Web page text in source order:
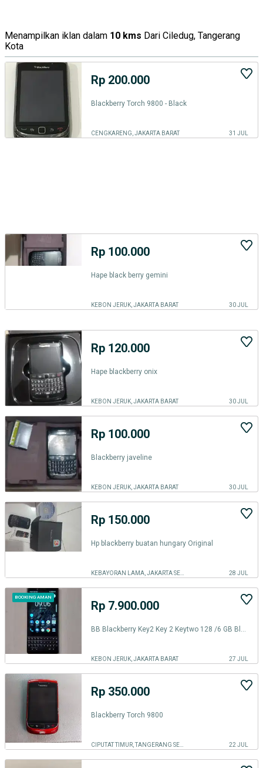
Menampilkan iklan dalam 10 kms Dari Ciledug, Tangerang
Kota
Rp 200.000
Blackberry Torch 9800 - Black
CENGKARENG, JAKARTA BARAT 31 JUL
Rp 100.000
Hape black berry gemini
KEBON JERUK, JAKARTA BARAT 30 JUL
Rp 120.000
Hape blackberry onix
KEBON JERUK, JAKARTA BARAT 30 JUL
Rp 100.000
Blackberry javeline
KEBON JERUK, JAKARTA BARAT 30 JUL
Rp 150.000
Hp blackberry buatan hungary Original
28 JUL
BOOKING AMAN
Rp 7.900.000
KEBON JERUK, JAKARTA BARAT 27 JUL
Rp 350.000
Blackberry Torch 9800
22 JUL